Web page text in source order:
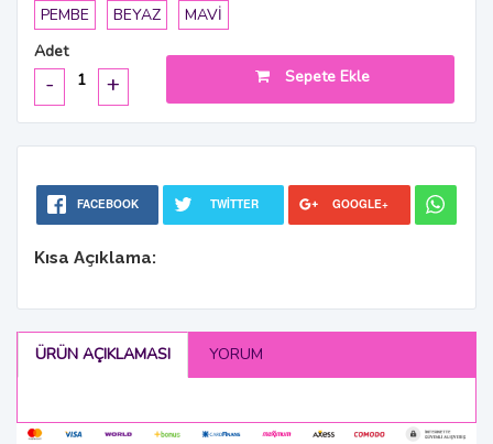
PEMBE
BEYAZ
MAVİ
Adet
- + Sepete Ekle
FACEBOOK TWITTER GOOGLE+
Kısa Açıklama:
ÜRÜN AÇIKLAMASI YORUM